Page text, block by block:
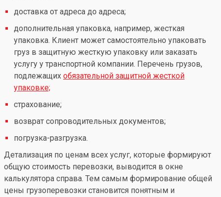
доставка от адреса до адреса;
дополнительная упаковка, например, жесткая
упаковка. Клиент может самостоятельно упаковать
груз в защитную жесткую упаковку или заказать
услугу у транспортной компании. Перечень грузов,
подлежащих обязательной защитной жесткой
упаковке;
страхование;
возврат сопроводительных документов;
погрузка-разгрузка.
Детализация по ценам всех услуг, которые формируют
общую стоимость перевозки, выводится в окне
калькулятора справа. Тем самым формирование общей
цены грузоперевозки становится понятным и